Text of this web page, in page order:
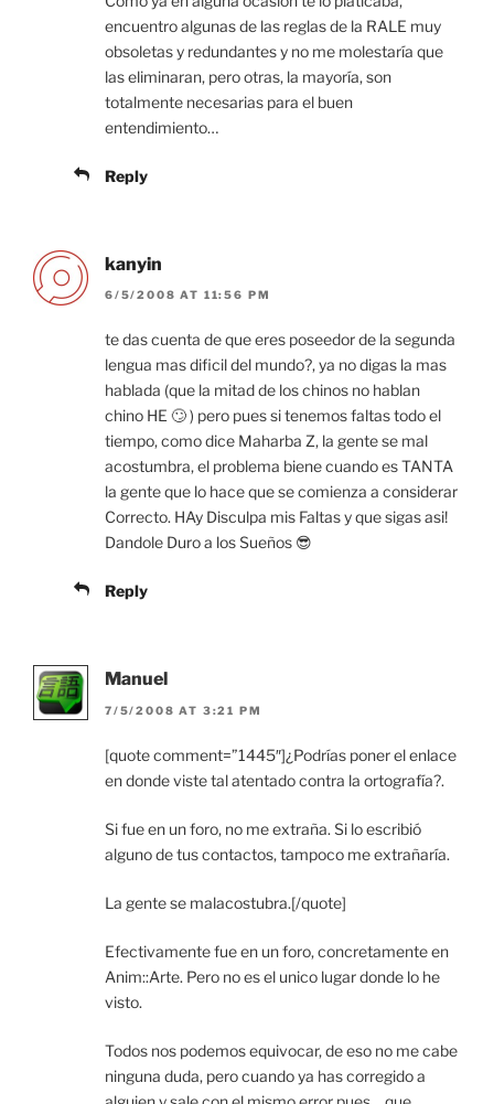
encuentro algunas de las reglas de la RALE muy
obsoletas y redundantes y no me molestaría que
las eliminaran, pero otras, la mayoría, son
totalmente necesarias para el buen
entendimiento…
Reply
kanyin
6/5/2008 AT 11:56 PM
te das cuenta de que eres poseedor de la segunda
lengua mas dificil del mundo?, ya no digas la mas
hablada (que la mitad de los chinos no hablan
chino HE 🙄 ) pero pues si tenemos faltas todo el
tiempo, como dice Maharba Z, la gente se mal
acostumbra, el problema biene cuando es TANTA
la gente que lo hace que se comienza a considerar
Correcto. HAy Disculpa mis Faltas y que sigas asi!
Dandole Duro a los Sueños 😎
Reply
Manuel
7/5/2008 AT 3:21 PM
[quote comment=”1445″]¿Podrías poner el enlace
en donde viste tal atentado contra la ortografía?.
Si fue en un foro, no me extraña. Si lo escribió
alguno de tus contactos, tampoco me extrañaría.
La gente se malacostubra.[/quote]
Efectivamente fue en un foro, concretamente en
Anim::Arte. Pero no es el unico lugar donde lo he
visto.
Todos nos podemos equivocar, de eso no me cabe
ninguna duda, pero cuando ya has corregido a